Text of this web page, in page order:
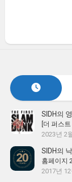
SIDH의
[더 퍼스
2023년 2
SIDH의
홈페이지
2017년